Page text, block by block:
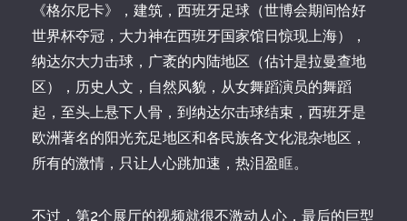
《格尔尼卡》，建筑，西班牙足球（世博会期间恰好
世界杯夺冠，大力神在西班牙国家馆日惊现上海），
纳达尔大力击球，广袤的内陆地区（估计是拉曼查地
区），历史人文，自然风貌，从女舞蹈演员的舞蹈
起，至头上悬下人骨，到纳达尔击球结束，西班牙是
欧洲著名的阳光充足地区和各民族各文化混杂地区，
所有的激情，只让人心跳加速，热泪盈眶。
不过，第2个展厅的视频就很不激动人心，最后的巨型